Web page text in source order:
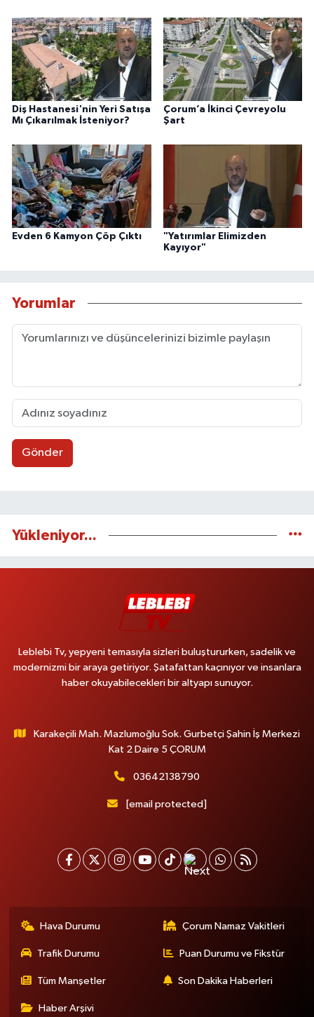
Diş Hastanesi'nin Yeri Satışa
Mı Çıkarılmak İsteniyor?
Çorum’a İkinci Çevreyolu
Şart
Evden 6 Kamyon Çöp Çıktı
"Yatırımlar Elimizden
Kayıyor"
Yorumlar
Gönder
Yükleniyor...
Leblebi Tv, yepyeni temasıyla sizleri buluştururken, sadelik ve
modernizmi bir araya getiriyor. Şatafattan kaçınıyor ve insanlara
haber okuyabilecekleri bir altyapı sunuyor.
Karakeçili Mah. Mazlumoğlu Sok. Gurbetçi Şahin İş Merkezi
Kat 2 Daire 5 ÇORUM
03642138790
[email protected]
Hava Durumu Çorum Namaz Vakitleri
Trafik Durumu Puan Durumu ve Fikstür
Tüm Manşetler Son Dakika Haberleri
Haber Arşivi